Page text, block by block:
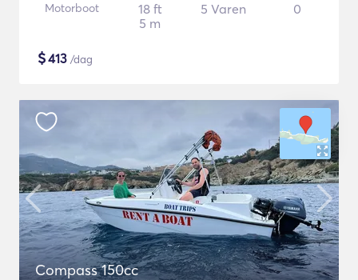
Motorboot
18 ft
5 m
5 Varen 0
$413 /dag
Compass 150cc